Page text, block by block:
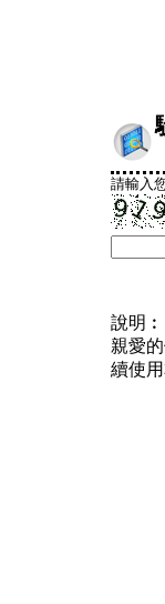
請輸入
說明︰
親愛
續使